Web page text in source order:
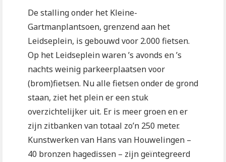
De stalling onder het Kleine-
Gartmanplantsoen, grenzend aan het
Leidseplein, is gebouwd voor 2.000 fietsen.
Op het Leidseplein waren ’s avonds en ’s
nachts weinig parkeerplaatsen voor
(brom)fietsen. Nu alle fietsen onder de grond
staan, ziet het plein er een stuk
overzichtelijker uit. Er is meer groen en er
zijn zitbanken van totaal zo’n 250 meter.
Kunstwerken van Hans van Houwelingen –
40 bronzen hagedissen – zijn geïntegreerd